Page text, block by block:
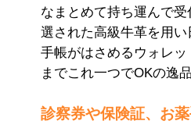
なまとめて持ち運んで
選された高級牛革を用い
手帳がはさめるウォレ
までこれ一つでOKの逸品
診察券や保険証、お